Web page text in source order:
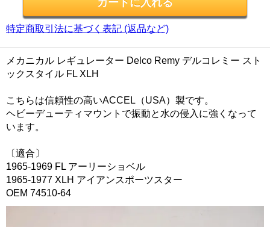
特定商取引法に基づく表記 (返品など)
メカニカル レギュレーター Delco Remy デルコレミー スト
ックスタイル FL XLH
こちらは信頼性の高いACCEL（USA）製です。
ヘビーデューティマウントで振動と水の侵入に強くなって
います。
〔適合〕
1965-1969 FL アーリーショベル
1965-1977 XLH アイアンスポーツスター
OEM 74510-64